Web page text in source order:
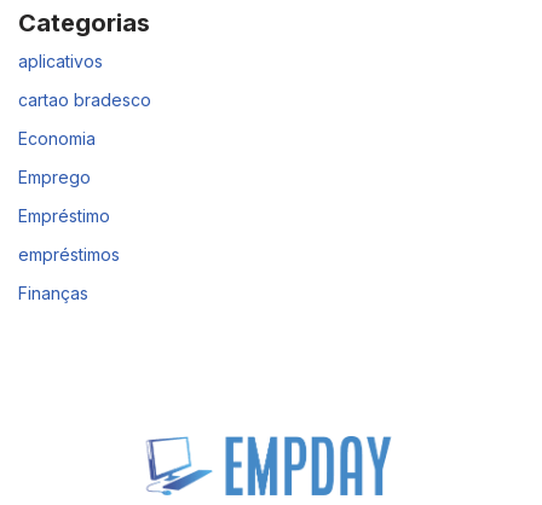
Categorias
aplicativos
cartao bradesco
Economia
Emprego
Empréstimo
empréstimos
Finanças